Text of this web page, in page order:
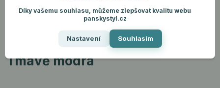
Úvod Pánské oblečení Trička
Tričko Regular Premium - Tmavě
Tričko Regular Premium -
Tmavě modrá
Díky vašemu souhlasu, můžeme zlepšovat kvalitu webu
panskystyl.cz
Nastavení Souhlasím